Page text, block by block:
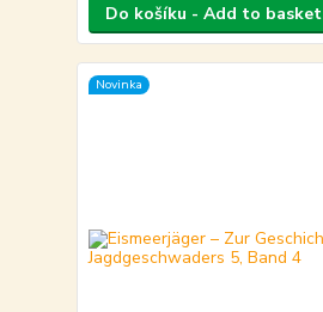
Do košíku - Add to basket
Novinka